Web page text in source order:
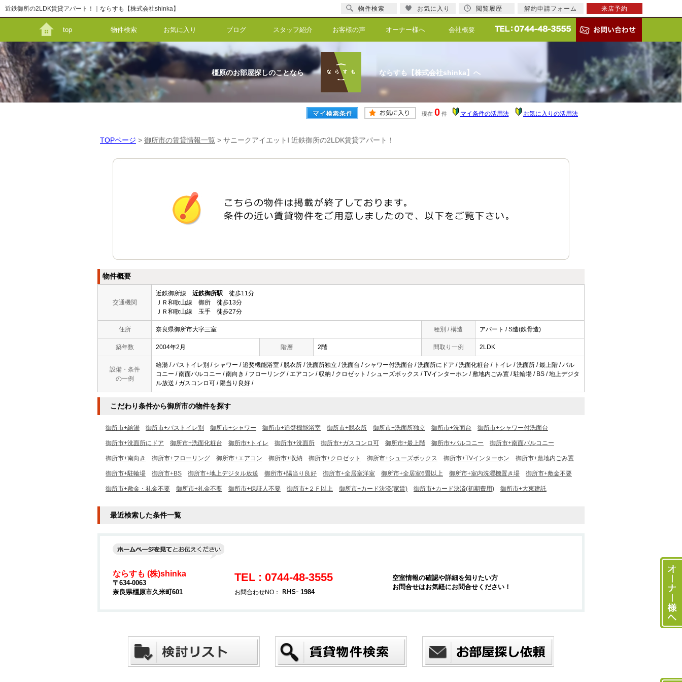
近鉄御所の2LDK賃貸アパート！｜ならすも【株式会社shinka】
top 物件検索 お気に入り ブログ スタッフ紹介 お客様の声 オーナー様へ 会社概要
橿原のお部屋探しのことなら ならすも【株式会社shinka】へ
現在 0 件 マイ条件の活用法 お気に入りの活用法
TOPページ > 御所市の賃貸情報一覧 > サニークアイエットⅠ 近鉄御所の2LDK賃貸アパート！
物件概要
交通機関
近鉄御所線 近鉄御所駅 徒歩11分
ＪＲ和歌山線 御所 徒歩13分
ＪＲ和歌山線 玉手 徒歩27分
住所 奈良県御所市大字三室 種別 / 構造 アパート / S造(鉄骨造)
築年数 2004年2月 階層 2階 間取り一例 2LDK
設備・条件
の一例
給湯 / バストイレ別 / シャワー / 追焚機能浴室 / 脱衣所 / 洗面所独立 / 洗面台 / シャワー付洗面台 / 洗面所にドア / 洗面化粧台 / トイレ / 洗面所 / 最上階 / バル
コニー / 南面バルコニー / 南向き / フローリング / エアコン / 収納 / クロゼット / シューズボックス / TVインターホン / 敷地内ごみ置 / 駐輪場 / BS / 地上デジタ
ル放送 / ガスコンロ可 / 陽当り良好 /
こだわり条件から御所市の物件を探す
御所市+給湯 御所市+バストイレ別 御所市+シャワー 御所市+追焚機能浴室 御所市+脱衣所 御所市+洗面所独立 御所市+洗面台 御所市+シャワー付洗面台
御所市+洗面所にドア 御所市+洗面化粧台 御所市+トイレ 御所市+洗面所 御所市+ガスコンロ可 御所市+最上階 御所市+バルコニー 御所市+南面バルコニー
御所市+南向き 御所市+フローリング 御所市+エアコン 御所市+収納 御所市+クロゼット 御所市+シューズボックス 御所市+TVインターホン 御所市+敷地内ごみ置
御所市+駐輪場 御所市+BS 御所市+地上デジタル放送 御所市+陽当り良好 御所市+全居室洋室 御所市+全居室6畳以上 御所市+室内洗濯機置き場 御所市+敷金不要
御所市+敷金・礼金不要 御所市+礼金不要 御所市+保証人不要 御所市+２Ｆ以上 御所市+カード決済(家賃) 御所市+カード決済(初期費用) 御所市+大東建託
最近検索した条件一覧
ならすも (株)shinka
〒634-0063
奈良県橿原市久米町601
TEL : 0744-48-3555
お問合わせNO： 1984
空室情報の確認や詳細を知りたい方
お問合せはお気軽にお問合せください！
物件検索 お気に入り 閲覧履歴 解約申請フォーム 来店予約